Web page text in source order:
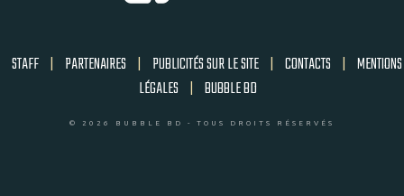
STAFF | PARTENAIRES | PUBLICITÉS SUR LE SITE | CONTACTS | MENTIONS
LÉGALES | BUBBLE BD
© 2026 BUBBLE BD - TOUS DROITS RÉSERVÉS